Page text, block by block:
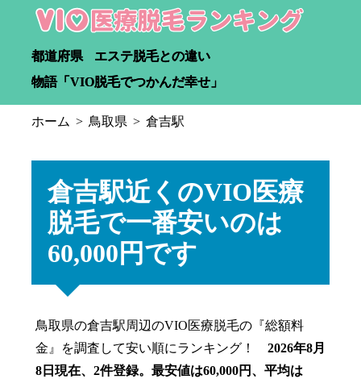
都道府県
エステ脱毛との違い
物語「VIO脱毛でつかんだ幸せ」
ホーム 鳥取県 倉吉駅
倉吉駅近くのVIO医療
脱毛で一番安いのは
60,000円です
鳥取県の倉吉駅周辺のVIO医療脱毛の『総額料
金』を調査して安い順にランキング！ 2026年8月
8日現在、2件登録。最安値は60,000円、平均は